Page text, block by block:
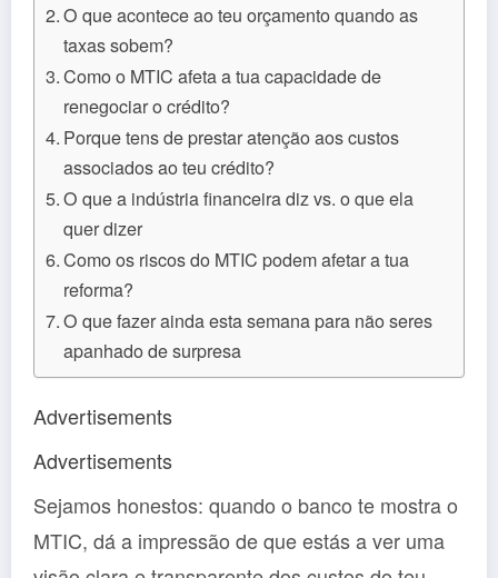
O que acontece ao teu orçamento quando as
taxas sobem?
Como o MTIC afeta a tua capacidade de
renegociar o crédito?
Porque tens de prestar atenção aos custos
associados ao teu crédito?
O que a indústria financeira diz vs. o que ela
quer dizer
Como os riscos do MTIC podem afetar a tua
reforma?
O que fazer ainda esta semana para não seres
apanhado de surpresa
Advertisements
Advertisements
Sejamos honestos: quando o banco te mostra o
MTIC, dá a impressão de que estás a ver uma